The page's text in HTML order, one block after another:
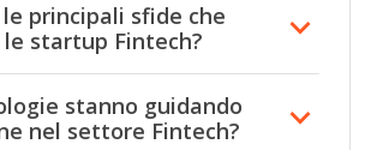
principali sfide che
startup Fintech?
stanno guidando
nel settore Fintech?